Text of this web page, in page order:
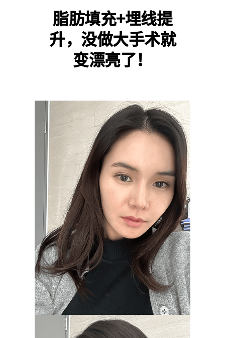
脂肪填充+埋线提
升，没做大手术就
变漂亮了！